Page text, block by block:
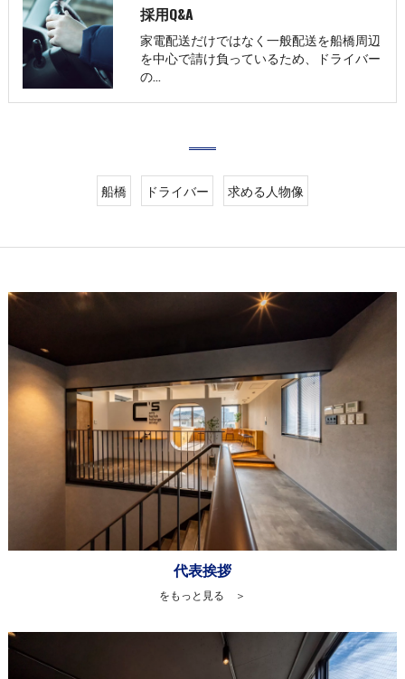
採用Q&A
家電配送だけではなく一般配送を船橋周辺
を中心で請け負っているため、ドライバー
の…
船橋 ドライバー 求める人物像
代表挨拶
をもっと見る ＞